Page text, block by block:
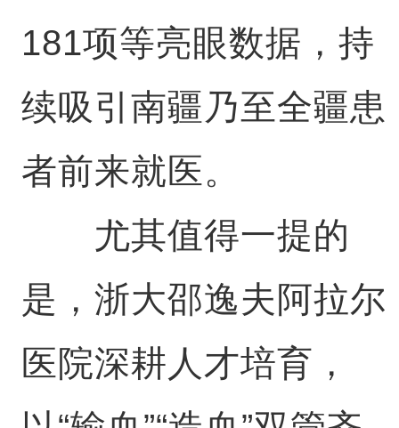
181项等亮眼数据，持
续吸引南疆乃至全疆患
者前来就医。
尤其值得一提的
是，浙大邵逸夫阿拉尔
医院深耕人才培育，